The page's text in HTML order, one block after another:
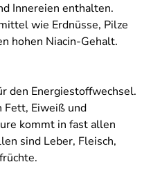
Innereien enthalten.
wie Erdnüsse, Pilze
hohen Niacin-Gehalt.
den Energiestoffwechsel.
Fett, Eiweiß und
kommt in fast allen
sind Leber, Fleisch,